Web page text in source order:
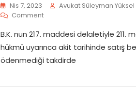
Olanak
Var
Nis 7, 2023
Avukat Süleyman Yüksel
CommentOn
Tarihinde,
Satış
Ödenmediği
B.K. nun 217. maddesi delaletiyle 211.
hükmü uyarınca akit tarihinde satış
ödenmediği takdirde